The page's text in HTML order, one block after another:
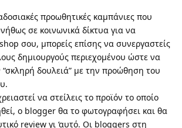
προωθητικές καμπάνιες που
σε κοινωνικά δίκτυα για να
σου, μπορείς επίσης να συνεργαστείς
δημιουργούς περιεχομένου ώστε να
“σκληρή δουλειά” με την προώθηση του
να στείλεις το προϊόν το οποίο
ο blogger θα το φωτογραφήσει και θα
review γι ‘αυτό. Οι bloggers στη